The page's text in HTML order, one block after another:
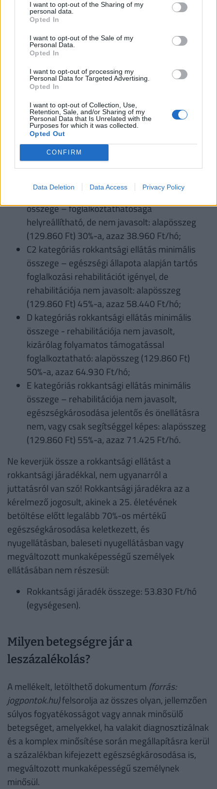
I want to opt-out of the Sharing of my
personal data.
Opted In
I want to opt-out of the Sale of my
Personal Data.
Opted In
I want to opt-out of processing my
Personal Data for Targeted Advertising.
Opted In
I want to opt-out of Collection, Use,
Retention, Sale, and/or Sharing of my
Personal Data that Is Unrelated with the
Purposes for which it was collected.
Opted Out
CONFIRM
Data Deletion Data Access Privacy Policy
Rokkantsági ellátás/járadék
hasonlóan a beteg egészségi állapotának megfelelő
egészségi besorolási kategóriához mérten kerül
folyósításra – a rokkantsági ellátás a B2, C2, D és E
komplex minősítési kategóriákba tartozóknak jár.
Ezek alapvetően keresetfüggő juttatások,
melyeknek összegét a kérelmező átlagjövedelme
alapján számolják ki, azonban a jogszabályok ennek
meghatározzák a minimum- és maximumösszegét:
B2 kategóriás rokkantsági ellátás minimális
összege – foglalkoztathatósága
helyreállítható, de nem javasolt: alapösszeg
(129.860 Ft) 30%-a, azaz 38.960 Ft/hó;
C2 kategóriás rokkantsági ellátás minimális
összege – egészségi állapota alapján tartós
foglalkozási rehabilitációt igényel, de
rehabilitációja nem javasolt: alapösszeg
(129.860 Ft) 45%-a, azaz 58.440 Ft/hó;
D kategóriás rokkantsági ellátás minimális
összege - rehabilitációja nem javasolt,
kizárólag folyamatos támogatással
foglalkoztatható: alapösszeg (129.860 Ft)
50%-a, azaz 64.930 Ft/hó;
E kategóriás rokkantsági ellátás minimális
összege – rehabilitációja nem javasolt,
egészségkárosodása jelentős és önellátásra
nem, vagy csak segítséggel képes: alapösszeg
(129.860 Ft) 55%-a, azaz 71.425 Ft/hó.
Ne keverjük össze a rokkantsági ellátást a
rokkantsági járadékkal, nem ugyanarról a
juttatásról van szó! Rokkantsági járadékra az a
kérelmező jogosult, akinek a 25. életévének
betöltése előtt legalább 70%-os mértékű
egészségkárosodása keletkezett, és
nyugellátásban, baleseti nyugellátásban vagy
megváltozott munkaképességű személyek
ellátásában nem részesül:
Rokkantsági járadék összege: 53.830 Ft/hó
(egységesen).
Milyen betegségre jár a
leszázalékolás?
A mellékelt, letölthető dokumentum (forrás:
jogpontok.hu)felsorolja az összes olyan, jellemzően
súlyos fogyatékosságot vagy annak minősülő
betegséget, amelyekkel, ha valakit diagnosztizálnak
és a komplex minősítése során megállapításra kerül
a százalékban kifejezett egészségkárosodása is,
megváltozott munkaképességű személynek
minősül.